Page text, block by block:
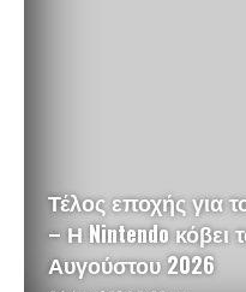
Τέλος εποχής για
– Η Nintendo
Αυγούστου 2026